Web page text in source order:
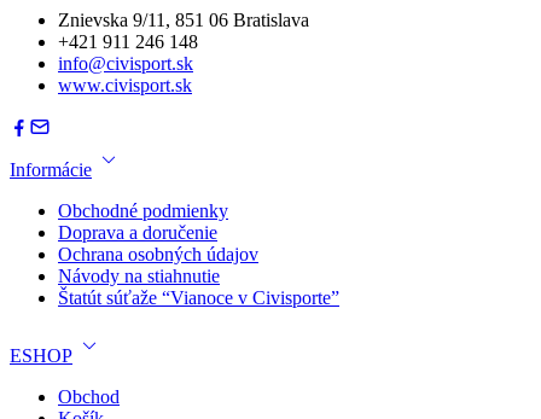
Znievska 9/11, 851 06 Bratislava
+421 911 246 148
info@civisport.sk
www.civisport.sk
Informácie
Obchodné podmienky
Doprava a doručenie
Ochrana osobných údajov
Návody na stiahnutie
Štatút súťaže “Vianoce v Civisporte”
ESHOP
Obchod